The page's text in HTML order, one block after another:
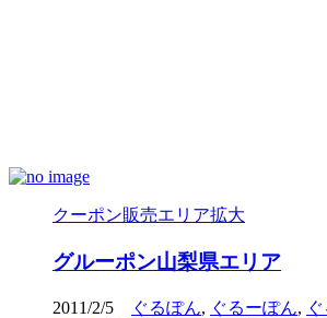
クーポン販売エリア拡大
グルーポン山梨県エリア
2011/2/5 ぐるぽん, ぐるーぽん,